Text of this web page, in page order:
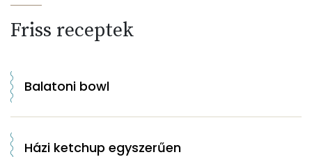
Friss receptek
Balatoni bowl
Házi ketchup egyszerűen